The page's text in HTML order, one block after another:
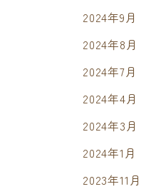
2024年9月
2024年8月
2024年7月
2024年4月
2024年3月
2024年1月
2023年11月